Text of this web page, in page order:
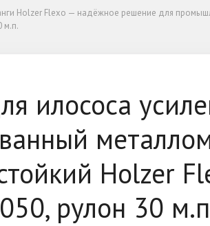
Holzer Flexo — надёжное решение для
м.п.
илососа
Holzer
рулон 30